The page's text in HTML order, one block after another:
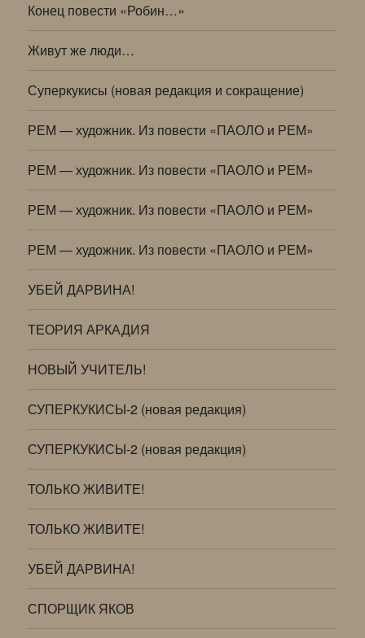
Конец повести «Робин…»
Живут же люди…
Суперкукисы (новая редакция и сокращение)
РЕМ — художник. Из повести «ПАОЛО и РЕМ»
РЕМ — художник. Из повести «ПАОЛО и РЕМ»
РЕМ — художник. Из повести «ПАОЛО и РЕМ»
РЕМ — художник. Из повести «ПАОЛО и РЕМ»
УБЕЙ ДАРВИНА!
ТЕОРИЯ АРКАДИЯ
НОВЫЙ УЧИТЕЛЬ!
СУПЕРКУКИСЫ-2 (новая редакция)
СУПЕРКУКИСЫ-2 (новая редакция)
ТОЛЬКО ЖИВИТЕ!
ТОЛЬКО ЖИВИТЕ!
УБЕЙ ДАРВИНА!
СПОРЩИК ЯКОВ